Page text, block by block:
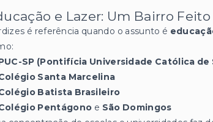
e Lazer: Um Bairro
é referência quando o assunto é
SP (Pontifícia Universidade Católica de
Santa Marcelina
Batista Brasileiro
Pentágono e São Domingos